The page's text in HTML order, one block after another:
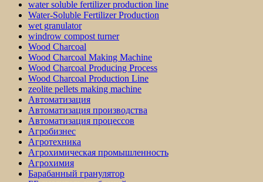
water soluble fertilizer production line
Water-Soluble Fertilizer Production
wet granulator
windrow compost turner
Wood Charcoal
Wood Charcoal Making Machine
Wood Charcoal Producing Process
Wood Charcoal Production Line
zeolite pellets making machine
Автоматизация
Автоматизация производства
Автоматизация процессов
Агробизнес
Агротехника
Агрохимическая промышленность
Агрохимия
Барабанный гранулятор